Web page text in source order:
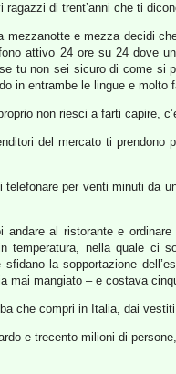
ragazzi di trent’anni che ti
mezzanotte e mezza decidi
attivo 24 ore su 24 dove
se tu non sei sicuro di come si
in entrambe le lingue e molto
non riesci a farti capire,
del mercato ti
telefonare per venti minuti da
andare al ristorante e
nella quale ci
la sopportazione
mai mangiato – e costava
che compri in Italia, dai
e trecento milioni di